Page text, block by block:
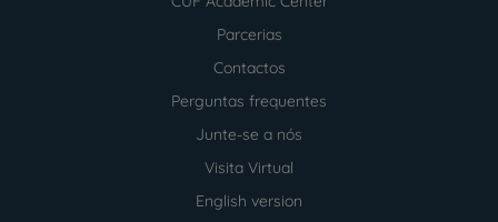
Parcerias
Contactos
Perguntas frequentes
Junte-se a nós
Visita Virtual
English version